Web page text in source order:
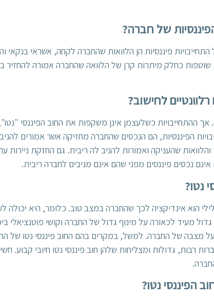
של חברה?
פיננסיות הן הלוואות שהחברה לקחה, אשראי בנקאי
כחלק מיתרות קרן של הלוואה שהחברה אמורה להחזיר
לחישוב?
ההתחייבויות כשלעצמן אינן משקפות את החוב הפיננסי
הפיננסיות, הם הנכסים שהחברה מחזיקה אשר אמורים
שהעניקה ואמורות להניב לה ריבית. גם החזקת ניירות
נכסים פיננסים מפני שהם אינם מניבים לחברה ריבית.
נטו?
הוא אינדיקציה לכך שהחברה במצב טוב. כלומר, היא יכולה
גדול מעיד לכאורה על מינוף גדול של החברה וקושי
מצבה של החברה. למשל, במקרים בהם החוב פיננסי נטו של
רבות, גדולות ומצליחות שלהן חוב פיננסי נטו חיובי קבוע.
הפיננסי נטו?